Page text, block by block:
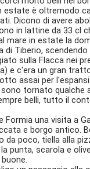
estate è oltremodo
Dicono di avere
in lattine da 33 cl
mare in estate la
di Tiberio,
sulla Flacca nei
e c'era un gran
assai per
tornato qualche
belli, tutto il
Formia una visita a
e borgo antico.
poco, tiella alla
punta, scarola e